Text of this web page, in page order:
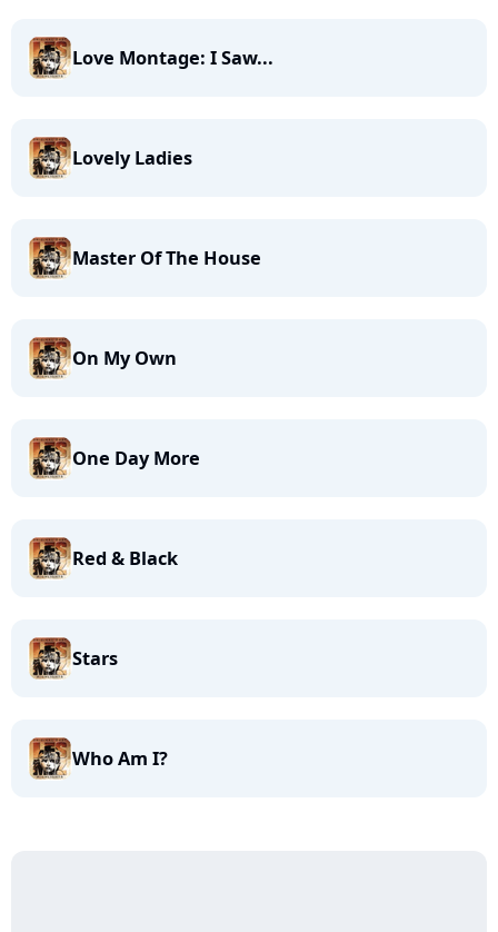
Love Montage: I Saw...
Lovely Ladies
Master Of The House
On My Own
One Day More
Red & Black
Stars
Who Am I?